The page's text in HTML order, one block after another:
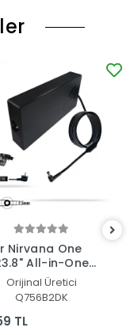
Nirvana One
All-in-One
Şarj Aleti-
Orijinal Üretici
Q756B2DK
TL